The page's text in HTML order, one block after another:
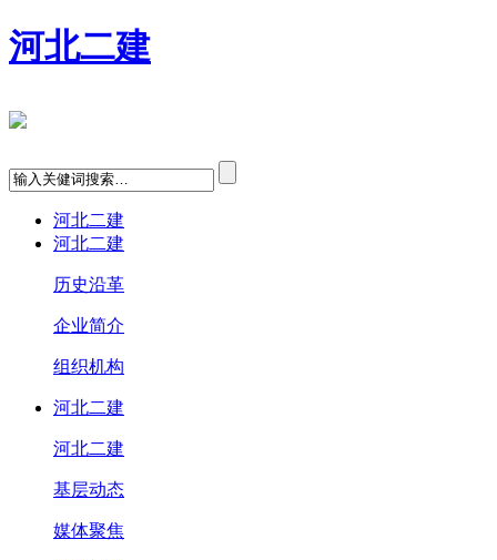
河北二建
河北二建
河北二建
历史沿革
企业简介
组织机构
河北二建
河北二建
基层动态
媒体聚焦